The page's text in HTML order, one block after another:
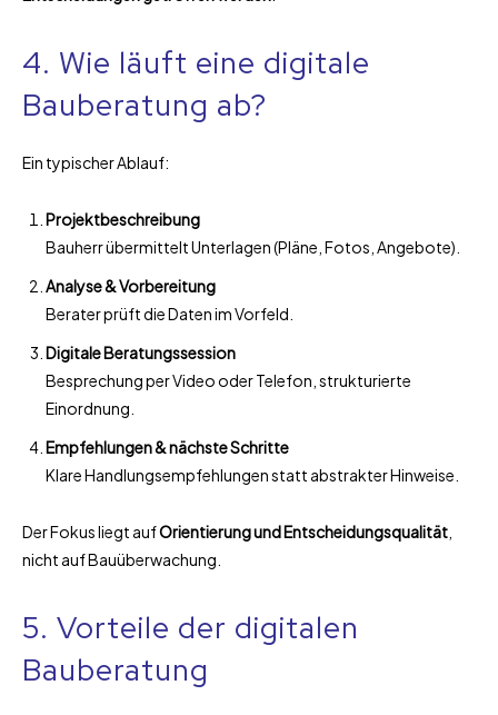
4. Wie läuft eine digitale
Bauberatung ab?
Ein typischer Ablauf:
Projektbeschreibung
Bauherr übermittelt Unterlagen (Pläne, Fotos, Angebote).
Analyse & Vorbereitung
Berater prüft die Daten im Vorfeld.
Digitale Beratungssession
Besprechung per Video oder Telefon, strukturierte
Einordnung.
Empfehlungen & nächste Schritte
Klare Handlungsempfehlungen statt abstrakter Hinweise.
Der Fokus liegt aufOrientierung und Entscheidungsqualität
nicht auf Bauüberwachung.
5. Vorteile der digitalen
Bauberatung